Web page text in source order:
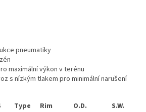
pneumatiky
maximální výkon v terénu
s nízkým tlakem pro minimální narušení
Type Rim O.D.
S.W.